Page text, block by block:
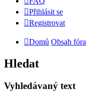
Přihlásit se
Registrovat
Domů Obsah fóra
Hledat
Vyhledávaný text